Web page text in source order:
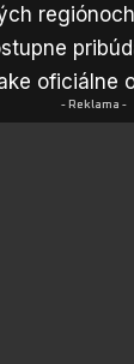
oficiálne
- Reklama -